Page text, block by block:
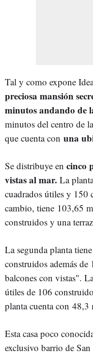
Tal y como expone
preciosa mansión
minutos andando de
minutos del centro de
que cuenta con una
Se distribuye en cinco
vistas al mar. La
cuadrados útiles y 150
cambio, tiene 103,65
construidos y una
La segunda planta
construidos además
balcones con vistas".
útiles de 106
planta cuenta con 48,3
Esta casa poco
exclusivo barrio de